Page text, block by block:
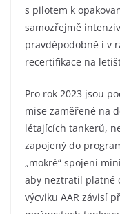
s pilotem k
samozřejmě
pravděpodobně i v
recertifikace na
Pro rok 2023 jsou
mise zaměřené na
létajících tankerů,
zapojený do
„mokré“ spojení
aby neztratil platné
výcviku AAR závisí